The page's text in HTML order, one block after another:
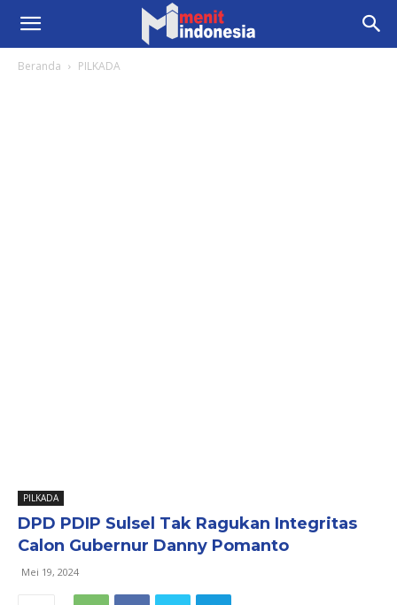
Beranda PILKADA
PILKADA
DPD PDIP Sulsel Tak Ragukan Integritas
Calon Gubernur Danny Pomanto
Mei 19, 2024